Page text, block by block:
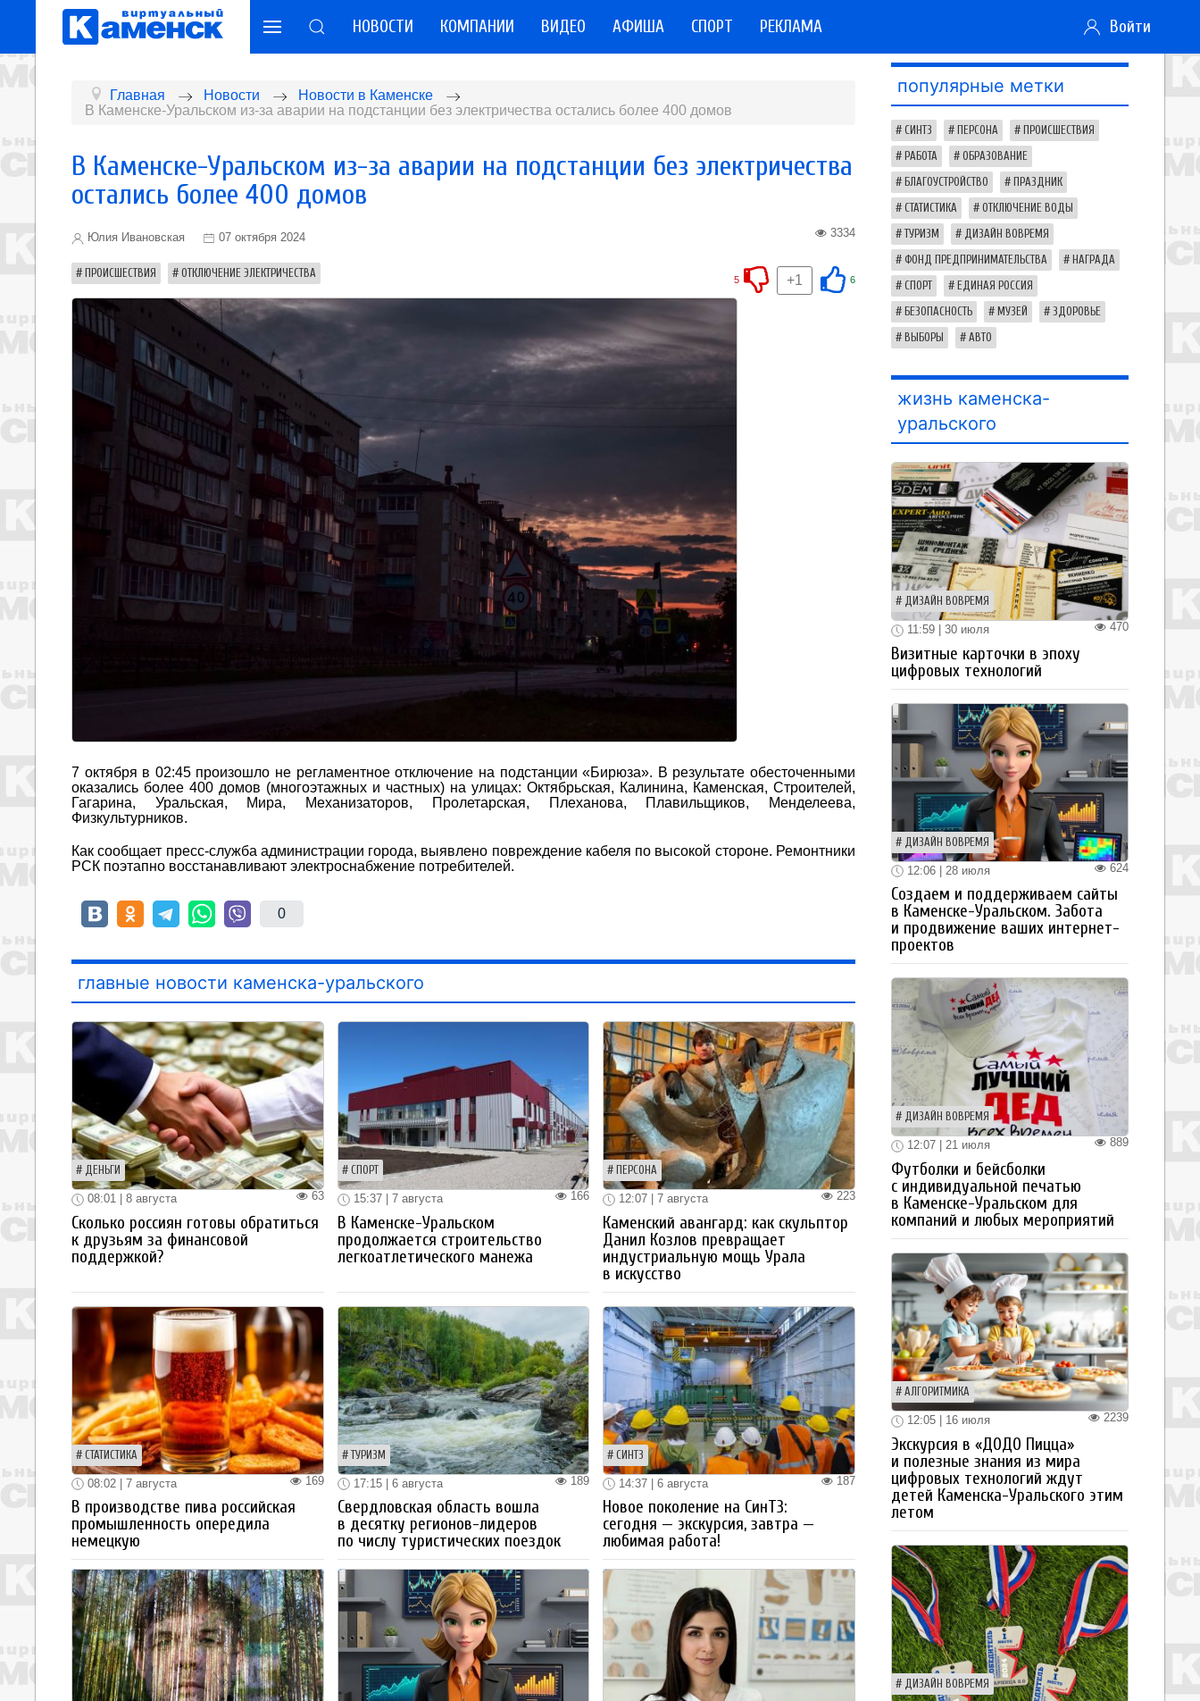
НОВОСТИ КОМПАНИИ ВИДЕО АФИША СПОРТ РЕКЛАМА Войти
Главная Новости
Новости в Каменске
В Каменске-Уральском из-за аварии на подстанции без электричества остались более 400 домов
В Каменске-Уральском из-за аварии на подстанции без электричества
остались более 400 домов
Юлия Ивановская 07 октября 2024 3334
ПРОИСШЕСТВИЯ ОТКЛЮЧЕНИЕ ЭЛЕКТРИЧЕСТВА 6
+1
5
7 октября в 02:45 произошло не регламентное отключение на подстанции «Бирюза». В результате обесточенными
оказались более 400 домов (многоэтажных и частных) на улицах: Октябрьская, Калинина, Каменская, Строителей,
Гагарина, Уральская, Мира, Механизаторов, Пролетарская, Плеханова, Плавильщиков, Менделеева,
Физкультурников.
Как сообщает пресс-служба администрации города, выявлено повреждение кабеля по высокой стороне. Ремонтники
РСК поэтапно восстанавливают электроснабжение потребителей.
0
главные новости каменска-уральского
ДЕНЬГИ
63
08:01 | 8 августа
Сколько россиян готовы обратиться
к друзьям за финансовой
поддержкой?
СПОРТ
166
15:37 | 7 августа
В Каменске-Уральском
продолжается строительство
легкоатлетического манежа
ПЕРСОНА
223
12:07 | 7 августа
Каменский авангард: как скульптор
Данил Козлов превращает
индустриальную мощь Урала
в искусство
СТАТИСТИКА
169
08:02 | 7 августа
В производстве пива российская
промышленность опередила
немецкую
ТУРИЗМ
189
17:15 | 6 августа
Свердловская область вошла
в десятку регионов-лидеров
по числу туристических поездок
СИНТЗ
187
14:37 | 6 августа
Новое поколение на СинТЗ:
сегодня — экскурсия, завтра —
любимая работа!
популярные метки
СИНТЗ ПЕРСОНА ПРОИСШЕСТВИЯ
РАБОТА ОБРАЗОВАНИЕ
БЛАГОУСТРОЙСТВО ПРАЗДНИК
СТАТИСТИКА ОТКЛЮЧЕНИЕ ВОДЫ
ТУРИЗМ ДИЗАЙН ВОВРЕМЯ
ФОНД ПРЕДПРИНИМАТЕЛЬСТВА НАГРАДА
СПОРТ ЕДИНАЯ РОССИЯ
БЕЗОПАСНОСТЬ МУЗЕЙ ЗДОРОВЬЕ
ВЫБОРЫ АВТО
жизнь каменска-
уральского
ДИЗАЙН ВОВРЕМЯ
470
11:59 | 30 июля
Визитные карточки в эпоху
цифровых технологий
ДИЗАЙН ВОВРЕМЯ
624
12:06 | 28 июля
Создаем и поддерживаем сайты
в Каменске-Уральском. Забота
и продвижение ваших интернет-
проектов
ДИЗАЙН ВОВРЕМЯ
889
12:07 | 21 июля
Футболки и бейсболки
с индивидуальной печатью
в Каменске-Уральском для
компаний и любых мероприятий
АЛГОРИТМИКА
2239
12:05 | 16 июля
Экскурсия в «ДОДО Пицца»
и полезные знания из мира
цифровых технологий ждут
детей Каменска-Уральского этим
летом
ДИЗАЙН ВОВРЕМЯ